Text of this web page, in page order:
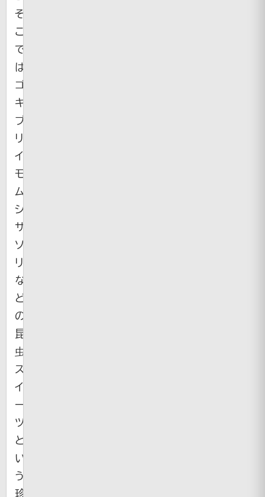
そ
こ
で
は
ゴ
キ
ブ
リ・
イ
モ
ム
シ・
サ
ソ
リ
な
ど
の
昆
虫
ス
イ
ー
ツ
と
い
う
珍